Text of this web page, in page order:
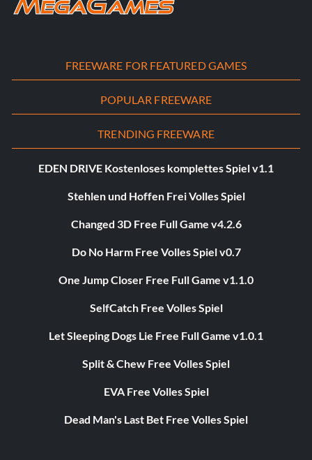
FREEWARE FOR FEATURED GAMES
POPULAR FREEWARE
TRENDING FREEWARE
EDEN DRIVE Kostenloses komplettes Spiel v1.1
Stehlen und Hoffen Frei Volles Spiel
Changed 3D Free Full Game v4.2.6
Do No Harm Free Volles Spiel v0.7
One Jump Closer Free Full Game v1.1.0
SelfCatch Free Volles Spiel
Let Sleeping Dogs Lie Free Full Game v1.0.1
Split & Chew Free Volles Spiel
EVA Free Volles Spiel
Dead Man's Last Bet Free Volles Spiel